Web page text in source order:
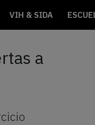
VIH & SIDA
a